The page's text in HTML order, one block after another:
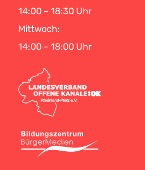
14:00 – 18:30 Uhr
Mittwoch:
14:00 – 18:00 Uhr